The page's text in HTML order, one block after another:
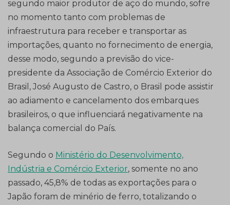
segundo maior produtor de aço do mundo, sofre
no momento tanto com problemas de
infraestrutura para receber e transportar as
importações, quanto no fornecimento de energia,
desse modo, segundo a previsão do vice-
presidente da Associação de Comércio Exterior do
Brasil, José Augusto de Castro, o Brasil pode assistir
ao adiamento e cancelamento dos embarques
brasileiros, o que influenciará negativamente na
balança comercial do País.
Segundo o Ministério do Desenvolvimento,
Indústria e Comércio Exterior, somente no ano
passado, 45,8% de todas as exportações para o
Japão foram de minério de ferro, totalizando o